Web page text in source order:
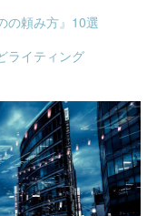
の頼み方』10選
ライティング